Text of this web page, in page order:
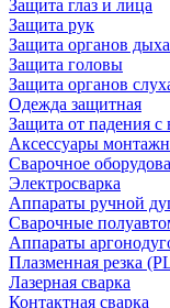
Защита глаз и лица
Защита рук
Защита органов
Защита головы
Защита органов
Одежда защитная
Защита от падения с
Аксессуары
Сварочное
Электросварка
Аппараты ручной
Сварочные
Аппараты
Плазменная резка
Лазерная сварка
Контактная сварка